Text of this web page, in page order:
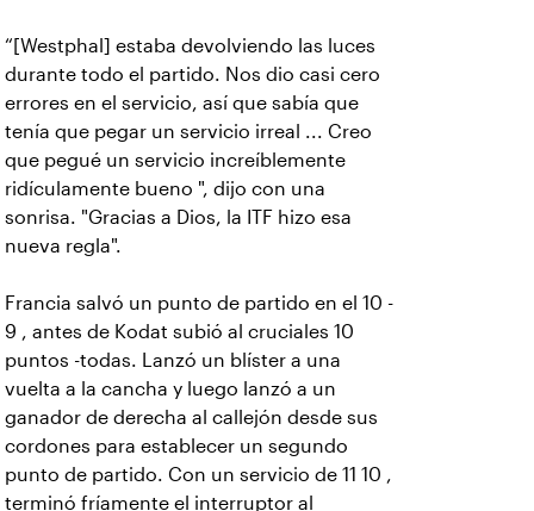
“[Westphal] estaba devolviendo las luces
durante todo el partido. Nos dio casi cero
errores en el servicio, así que sabía que
tenía que pegar un servicio irreal ... Creo
que pegué un servicio increíblemente
ridículamente bueno ", dijo con una
sonrisa. "Gracias a Dios, la ITF hizo esa
nueva regla".
Francia salvó un punto de partido en el 10 -
9 , antes de Kodat subió al cruciales 10
puntos -todas. Lanzó un blíster a una
vuelta a la cancha y luego lanzó a un
ganador de derecha al callejón desde sus
cordones para establecer un segundo
punto de partido. Con un servicio de 11 10 ,
terminó fríamente el interruptor al